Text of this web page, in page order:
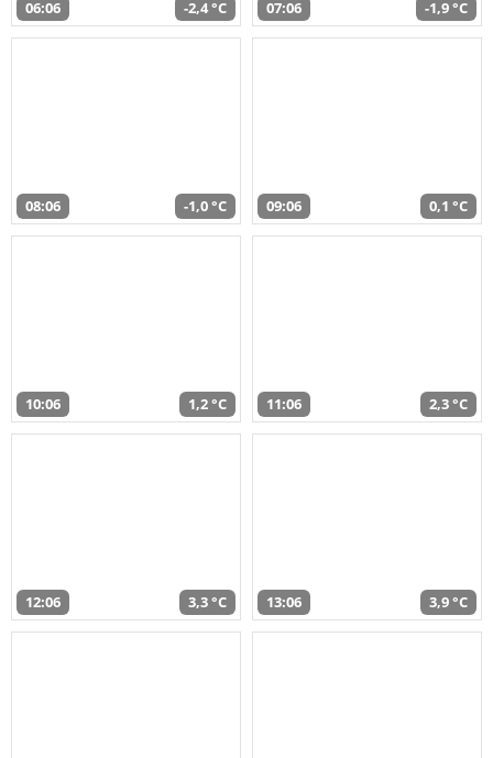
06:06 -2,4 °C 07:06 -1,9 °C
08:06 -1,0 °C 09:06 0,1 °C
10:06 1,2 °C 11:06 2,3 °C
12:06 3,3 °C 13:06 3,9 °C